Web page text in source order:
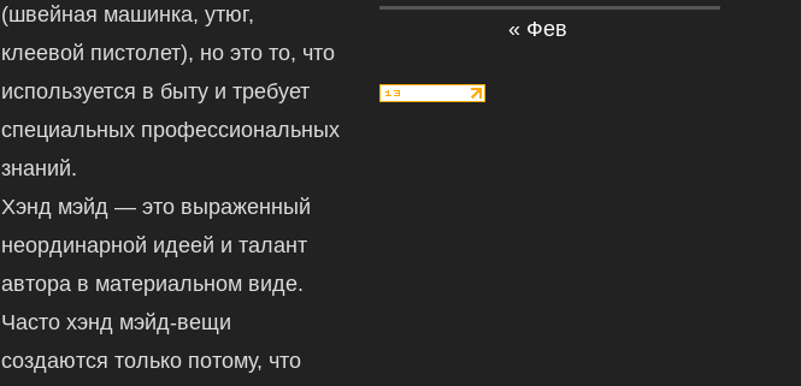
(швейная машинка, утюг,
клеевой пистолет), но это то, что
используется в быту и требует
специальных профессиональных
знаний.
Хэнд мэйд — это выраженный
неординарной идеей и талант
автора в материальном виде.
Часто хэнд мэйд-вещи
создаются только потому, что
« Фев